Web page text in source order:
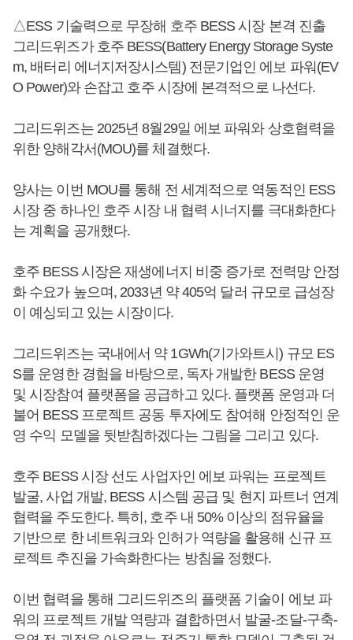
△ESS 기술력으로 무장해 호주 BESS 시장 본격 진출
그리드위즈가 호주 BESS(Battery Energy Storage Syste
m, 배터리 에너지저장시스템) 전문기업인 에보 파워(EV
O Power)와 손잡고 호주 시장에 본격적으로 나선다.
그리드위즈는 2025년 8월29일 에보 파워와 상호협력을
위한 양해각서(MOU)를 체결했다.
양사는 이번 MOU를 통해 전 세계적으로 역동적인 ESS
시장 중 하나인 호주 시장 내 협력 시너지를 극대화한다
는 계획을 공개했다.
호주 BESS 시장은 재생에너지 비중 증가로 전력망 안정
화 수요가 높으며, 2033년 약 405억 달러 규모로 급성장
이 예싱되고 있는 시장이다.
그리드위즈는 국내에서 약 1GWh(기가와트시) 규모 ES
S를 운영한 경험을 바탕으로, 독자 개발한 BESS 운영
및 시장참여 플랫폼을 공급하고 있다. 플랫폼 운영과 더
불어 BESS 프로젝트 공동 투자에도 참여해 안정적인 운
영 수익 모델을 뒷받침하겠다는 그림을 그리고 있다.
호주 BESS 시장 선도 사업자인 에보 파워는 프로젝트
발굴, 사업 개발, BESS 시스템 공급 및 현지 파트너 연계
협력을 주도한다. 특히, 호주 내 50% 이상의 점유율을
기반으로 한 네트워크와 인허가 역량을 활용해 신규 프
로젝트 추진을 가속화한다는 방침을 정했다.
이번 협력을 통해 그리드위즈의 플랫폼 기술이 에보 파
워의 프로젝트 개발 역량과 결합하면서 발굴-조달-구축-